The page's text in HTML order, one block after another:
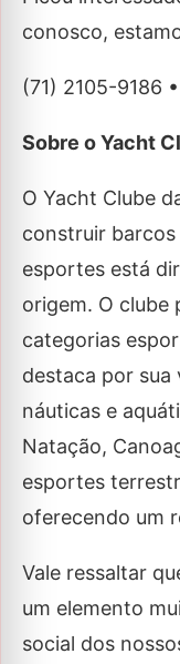
conosco,
(71) 2105-9186
Sobre o Yacht
O Yacht Clube
construir barcos
esportes está
origem. O clube
categorias
destaca por sua
náuticas e
Natação,
esportes
oferecendo um
Vale ressaltar
um elemento
social dos